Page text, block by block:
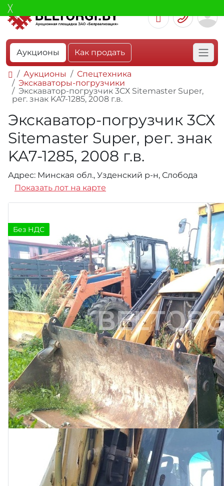
Аукционы Как продать
Аукционы
Спецтехника
Экскаваторы-погрузчики
Экскаватор-погрузчик 3СХ Sitemaster Super,
рег. знак KA7-1285, 2008 г.в.
Экскаватор-погрузчик 3СХ
Sitemaster Super, рег. знак
KA7-1285, 2008 г.в.
Адрес: Минская обл., Узденский р-н, Слобода
Показать лот на карте
Без НДС